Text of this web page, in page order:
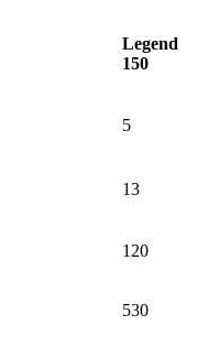
Legend
150
5
13
120
530